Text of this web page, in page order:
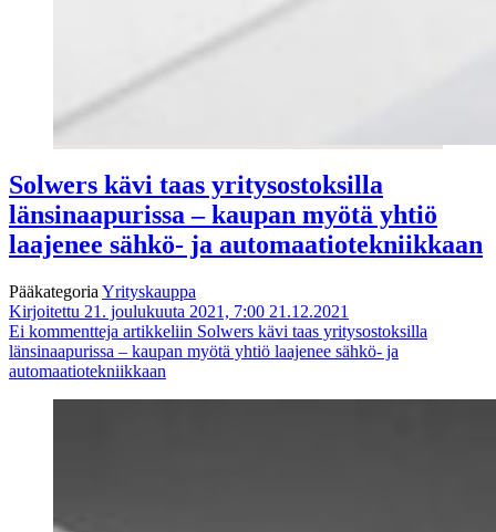
Solwers kävi taas yritysostoksilla
länsinaapurissa – kaupan myötä yhtiö
laajenee sähkö- ja automaatiotekniikkaan
Pääkategoria Yrityskauppa
Kirjoitettu 21. joulukuuta 2021, 7:00 21.12.2021
Ei kommentteja artikkeliin Solwers kävi taas yritysostoksilla
länsinaapurissa – kaupan myötä yhtiö laajenee sähkö- ja
automaatiotekniikkaan